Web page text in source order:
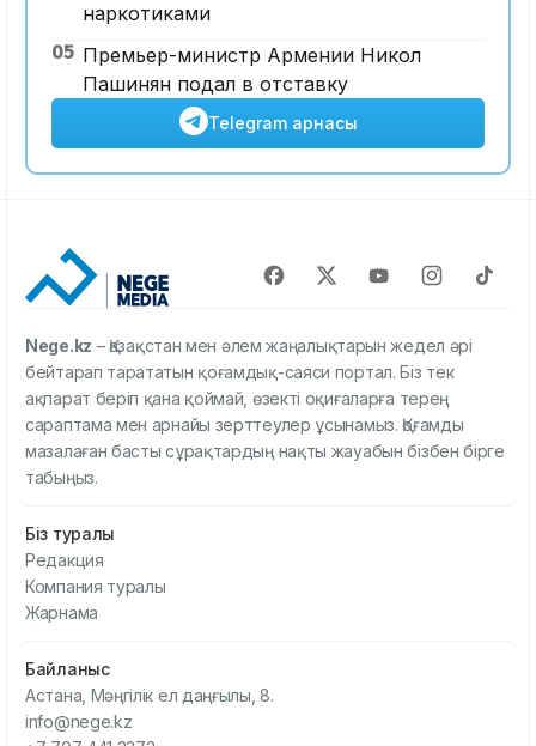
наркотиками
05 Премьер-министр Армении Никол
Пашинян подал в отставку
Telegram арнасы
Nege.kz – Қазақстан мен әлем жаңалықтарын жедел әрі
бейтарап тарататын қоғамдық-саяси портал. Біз тек
ақпарат беріп қана қоймай, өзекті оқиғаларға терең
сараптама мен арнайы зерттеулер ұсынамыз. Қоғамды
мазалаған басты сұрақтардың нақты жауабын бізбен бірге
табыңыз.
Біз туралы
Редакция
Компания туралы
Жарнама
Байланыс
Астана, Мәңгілік ел даңғылы, 8.
info@nege.kz